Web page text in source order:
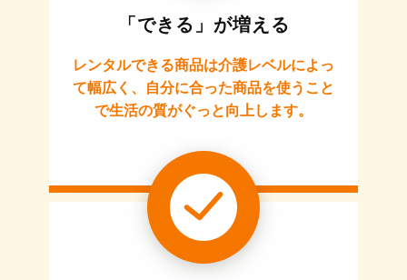
「できる」が増える
レンタルできる商品は介護レベルによっ
て幅広く、自分に合った商品を使うこと
で生活の質がぐっと向上します。